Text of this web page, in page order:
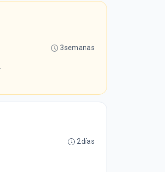
3semanas
2días